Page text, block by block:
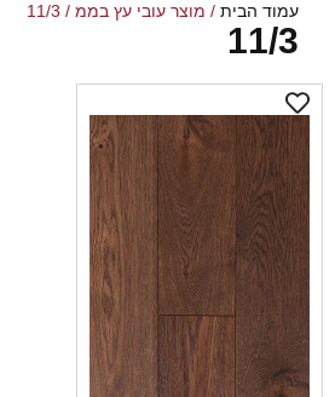
הבית/ מוצר עובי עץ בממ / 11/3
11/